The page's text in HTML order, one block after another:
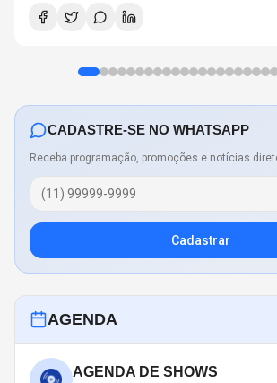
CADASTRE-SE NO WHATSAPP
Receba programação, promoções e notícias
Cadastrar
AGENDA
AGENDA DE SHOWS